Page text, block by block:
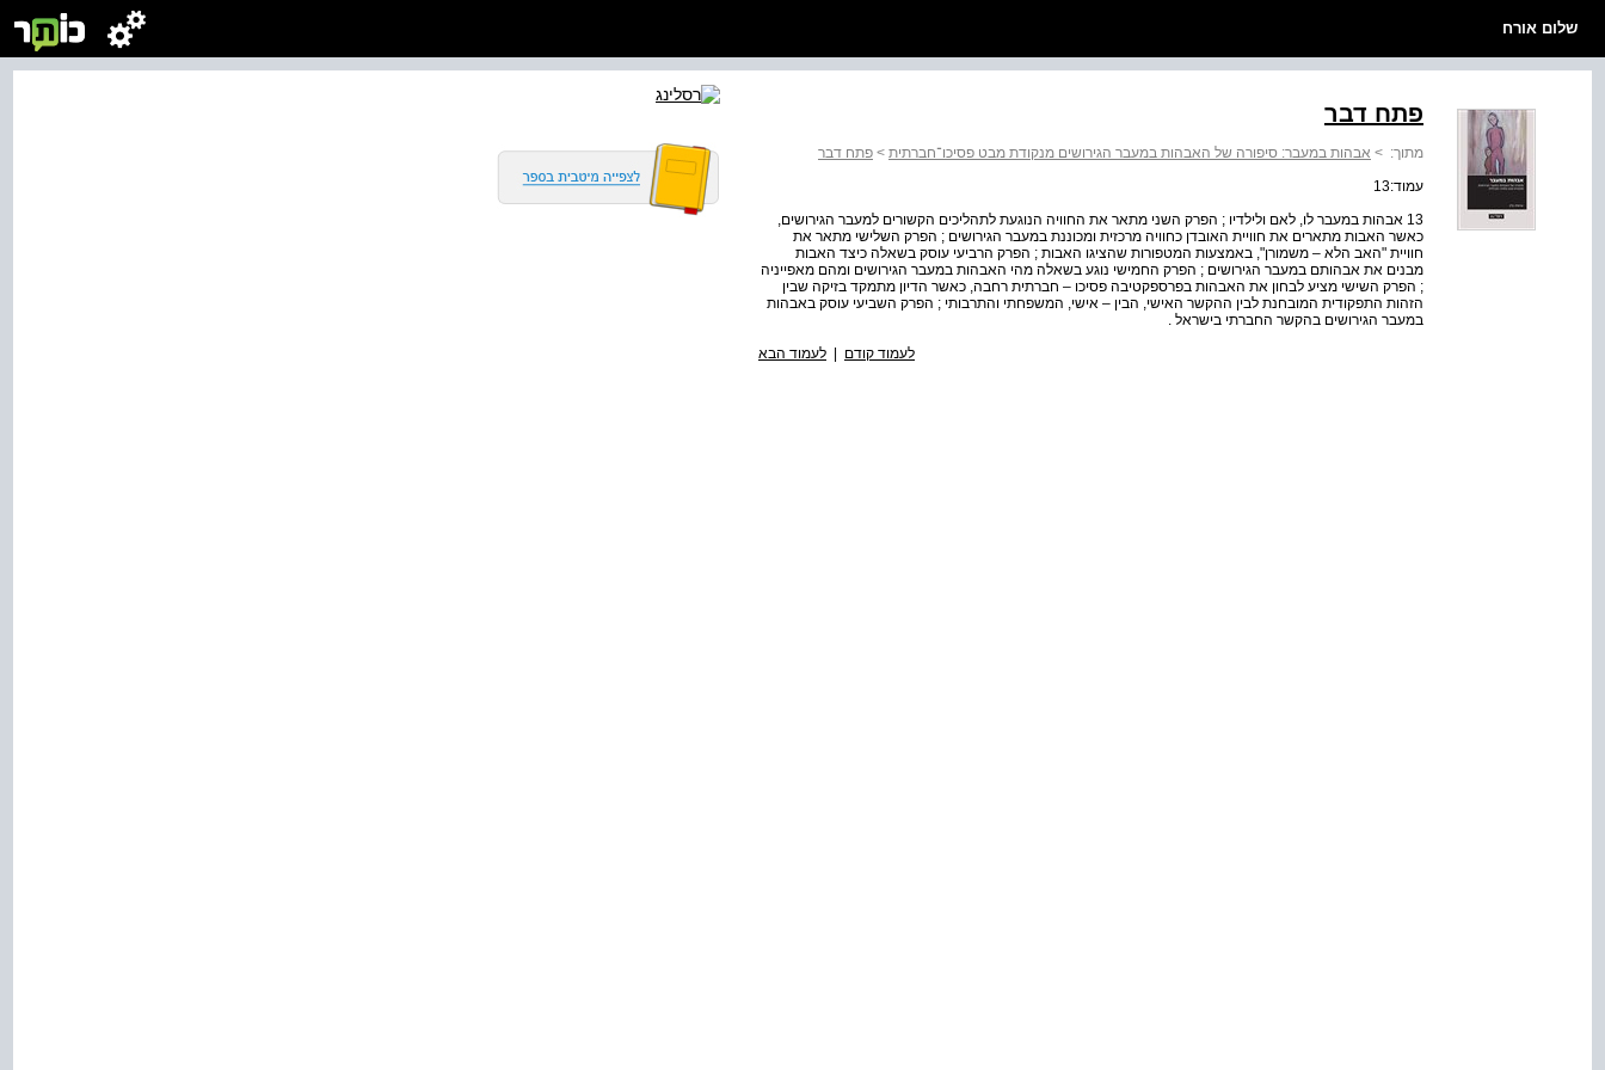
שלום אורח
פתח דבר
מתוך: > אבהות במעבר: סיפורה של האבהות במעבר הגירושים מנקודת מבט פסיכו־חברתית > פתח דבר
עמוד:13
13 אבהות במעבר לו, לאם ולילדיו ; הפרק השני מתאר את החוויה הנוגעת לתהליכים הקשורים למעבר הגירושים,
כאשר האבות מתארים את חוויית האובדן כחוויה מרכזית ומכוננת במעבר הגירושים ; הפרק השלישי מתאר את
חוויית "האב הלא – משמורן", באמצעות המטפורות שהציגו האבות ; הפרק הרביעי עוסק בשאלה כיצד האבות
מבנים את אבהותם במעבר הגירושים ; הפרק החמישי נוגע בשאלה מהי האבהות במעבר הגירושים ומהם מאפייניה
; הפרק השישי מציע לבחון את האבהות בפרספקטיבה פסיכו – חברתית רחבה, כאשר הדיון מתמקד בזיקה שבין
הזהות התפקודית המובחנת לבין ההקשר האישי, הבין – אישי, המשפחתי והתרבותי ; הפרק השביעי עוסק באבהות
במעבר הגירושים בהקשר החברתי בישראל .
לעמוד קודם | לעמוד הבא